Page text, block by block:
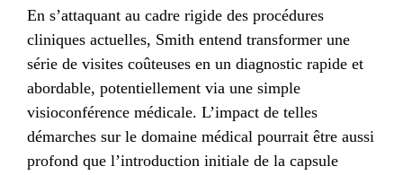
En s’attaquant au cadre rigide des procédures
cliniques actuelles, Smith entend transformer une
série de visites coûteuses en un diagnostic rapide et
abordable, potentiellement via une simple
visioconférence médicale. L’impact de telles
démarches sur le domaine médical pourrait être aussi
profond que l’introduction initiale de la capsule